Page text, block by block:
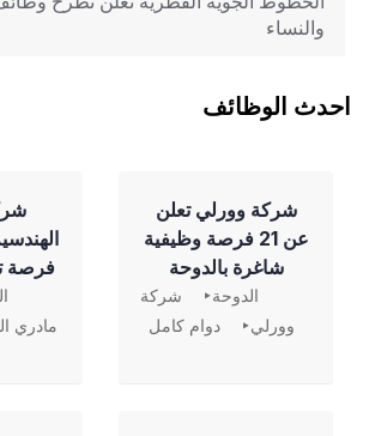
والنساء
احدث الوظائف
شركة وورلي تعلن
عن 21 فرصة وظيفية
شاغرة بالدوحة
الدوحة
شركة
وورلي
دوام كامل
فرصة
مادري